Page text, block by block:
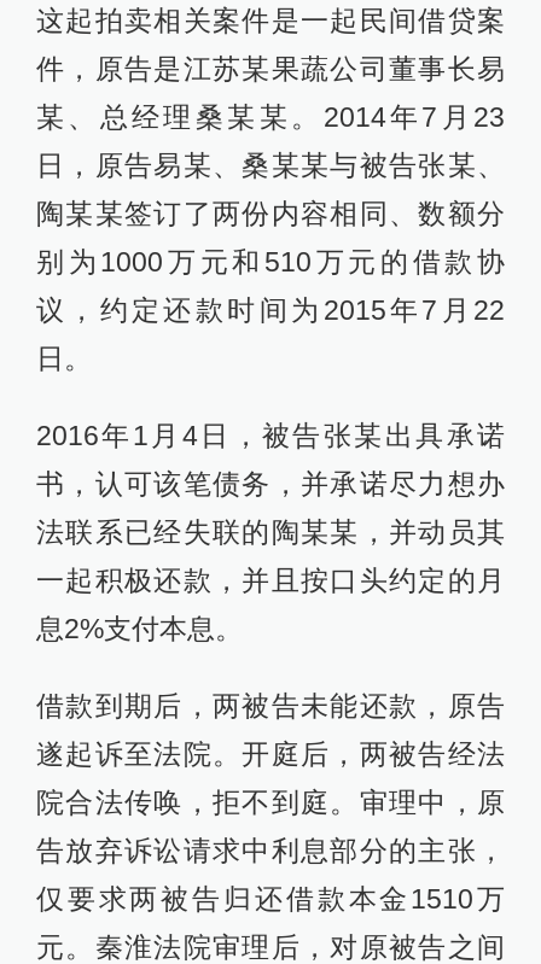
这起拍卖相关案件是一起民间借贷案
件，原告是江苏某果蔬公司董事长易
某、总经理桑某某。2014年7月23
日，原告易某、桑某某与被告张某、
陶某某签订了两份内容相同、数额分
别为1000万元和510万元的借款协
议，约定还款时间为2015年7月22
日。
2016年1月4日，被告张某出具承诺
书，认可该笔债务，并承诺尽力想办
法联系已经失联的陶某某，并动员其
一起积极还款，并且按口头约定的月
息2%支付本息。
借款到期后，两被告未能还款，原告
遂起诉至法院。开庭后，两被告经法
院合法传唤，拒不到庭。审理中，原
告放弃诉讼请求中利息部分的主张，
仅要求两被告归还借款本金1510万
元。秦淮法院审理后，对原被告之间